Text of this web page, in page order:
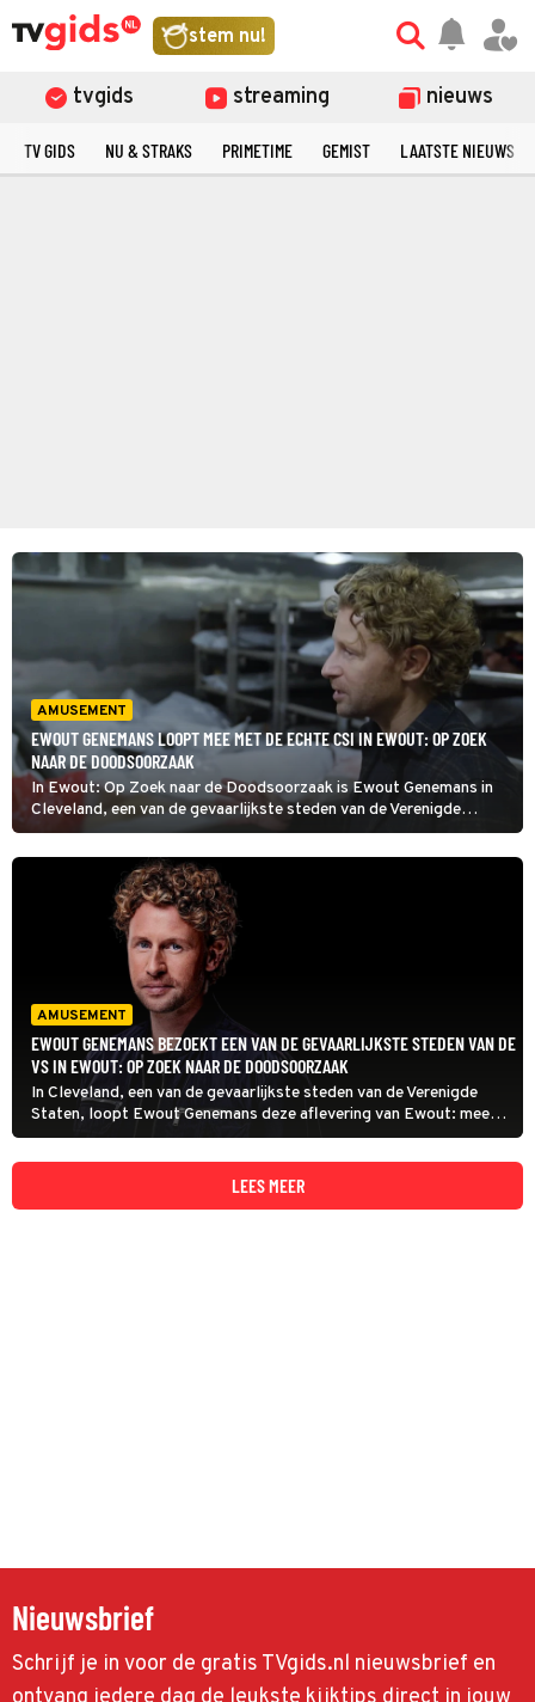
stem nu!
tvgids streaming nieuws
TV GIDS NU & STRAKS PRIMETIME GEMIST LAATSTE NIEUWS
AMUSEMENT
EWOUT GENEMANS LOOPT MEE MET DE ECHTE CSI IN EWOUT: OP ZOEK
NAAR DE DOODSOORZAAK
In Ewout: Op Zoek naar de Doodsoorzaak is Ewout Genemans in
Cleveland, een van de gevaarlijkste steden van de Verenigde
Staten. Hier loopt hij mee met 'crime scene investigators'. Zij doen
onderzoek naar de doodsoorzaak van slachtoffers bij
geweldsdelicten.
AMUSEMENT
EWOUT GENEMANS BEZOEKT EEN VAN DE GEVAARLIJKSTE STEDEN VAN DE
VS IN EWOUT: OP ZOEK NAAR DE DOODSOORZAAK
In Cleveland, een van de gevaarlijkste steden van de Verenigde
Staten, loopt Ewout Genemans deze aflevering van Ewout: mee
met Crime Scene Investigators. Zij doen onderzoek naar de
doodsoorzaak van slachtoffers bij geweldsdelicten.
LEES MEER
Nieuwsbrief
Schrijf je in voor de gratis TVgids.nl nieuwsbrief en